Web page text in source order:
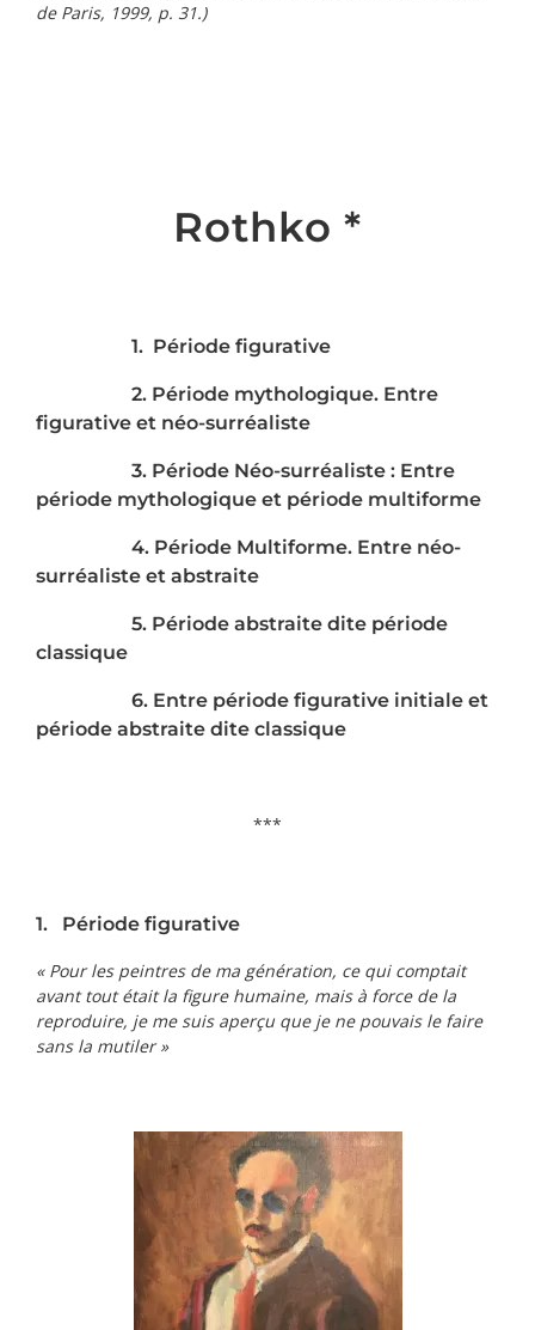
de Paris, 1999, p. 31.)
Rothko *
1. Période figurative
2. Période mythologique. Entre
figurative et néo-surréaliste
3. Période Néo-surréaliste : Entre
période mythologique et période multiforme
4. Période Multiforme. Entre néo-
surréaliste et abstraite
5. Période abstraite dite période
classique
6. Entre période figurative initiale et
période abstraite dite classique
***
1. Période figurative
« Pour les peintres de ma génération, ce qui comptait
avant tout était la figure humaine, mais à force de la
reproduire, je me suis aperçu que je ne pouvais le faire
sans la mutiler »